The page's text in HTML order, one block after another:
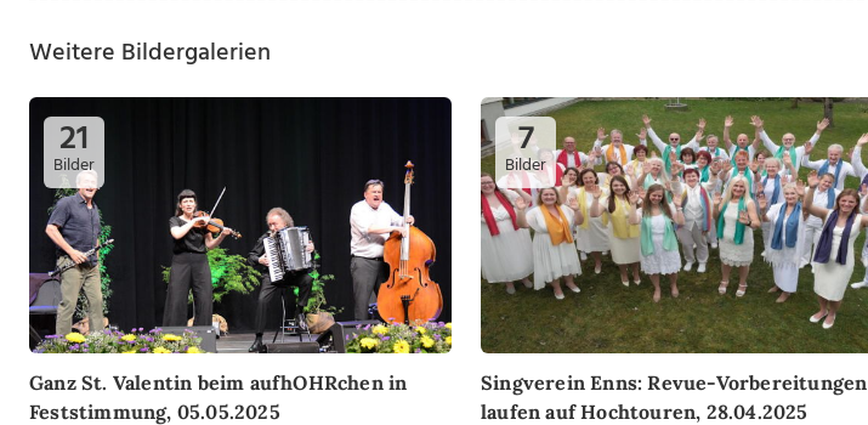
Weitere Bildergalerien
21
Bilder
Ganz St. Valentin beim aufhOHRchen in
Feststimmung, 05.05.2025
7
Bilder
Singverein Enns: Revue-Vorbereitungen
laufen auf Hochtouren, 28.04.2025